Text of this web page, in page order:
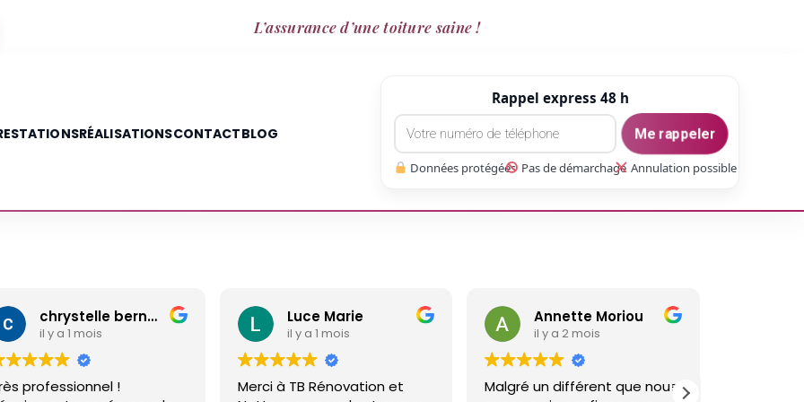
L’assurance d’une toiture saine !
RÉALISATIONSCONTACTBLOG
Rappel express 48 h
Me rappeler
Données protégées Pas de démarchage Annulation possible
chrystelle bernard
!
Luce Marie
il y a 1 mois
Merci à TB Rénovation et
Annette Moriou
il y a 2 mois
Malgré un différent que nous
Réalisé un travail sur ma